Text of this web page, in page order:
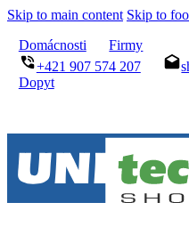
Skip to main content Skip to
Domácnosti
Firmy
+421 907 574 207
Dopyt